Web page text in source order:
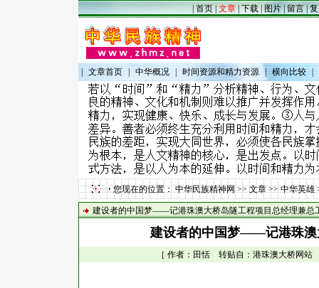
|首页|文章|下载| 图片|留言|
文章首页 中华概况 时间资源和精力资源 | 横向比较
您现在的位置：中华民族精神网>>文章>>中华英雄
建设者的中国梦——记港珠澳大桥岛隧工程项目总经理兼总
建设者的中国梦——记港珠澳
［ 作者：田恬 转贴自：港珠澳大桥网